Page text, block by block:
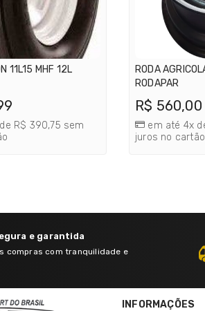
11L15 MHF 12L
R$ 390,75 sem
RODA
RODAPAR
R$ 560,00
em até 4x
juros no cartão
e garantida
compras com tranquilidade e
INFORMAÇÕES